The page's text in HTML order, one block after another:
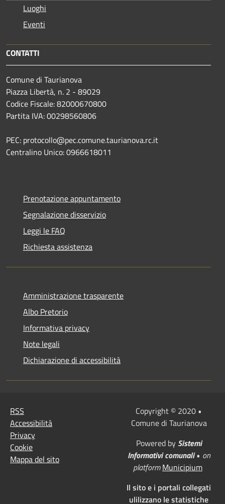
Luoghi
Eventi
CONTATTI
Comune di Taurianova
Piazza Libertà, n. 2 - 89029
Codice Fiscale: 82000670800
Partita IVA: 00298560806
PEC: protocollo@pec.comune.taurianova.rc.it
Centralino Unico: 0966618011
Prenotazione appuntamento
Segnalazione disservizio
Leggi le FAQ
Richiesta assistenza
Amministrazione trasparente
Albo Pretorio
Informativa privacy
Note legali
Dichiarazione di accessibilità
RSS
Accessibilità
Privacy
Cookie
Mappa del sito
Copyright © 2020 •
Comune di Taurianova
Powered by Sistemi
Informativi comunali• on
platform Municipium
Il sito e i portali collegati
ulilizzano le statistiche